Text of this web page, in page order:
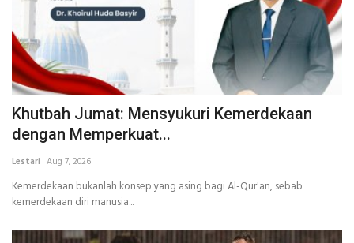
Khutbah Jumat: Mensyukuri Kemerdekaan
dengan Memperkuat...
Lestari Aug 7, 2026
Kemerdekaan bukanlah konsep yang asing bagi Al-Qur'an, sebab
kemerdekaan diri manusia...